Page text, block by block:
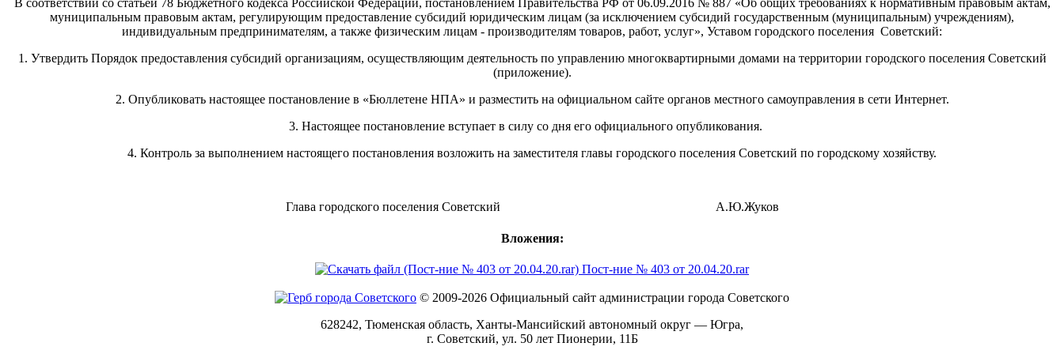
В соответствии со статьей 78 Бюджетного кодекса Российской Федерации, постановлением Правительства РФ от 06.09.2016 № 887 «Об общих требованиях к нормативным правовым актам,
муниципальным правовым актам, регулирующим предоставление субсидий юридическим лицам (за исключением субсидий государственным (муниципальным) учреждениям),
индивидуальным предпринимателям, а также физическим лицам - производителям товаров, работ, услуг», Уставом городского поселения Советский:
1. Утвердить Порядок предоставления субсидий организациям, осуществляющим деятельность по управлению многоквартирными домами на территории городского поселения Советский
(приложение).
2. Опубликовать настоящее постановление в «Бюллетене НПА» и разместить на официальном сайте органов местного самоуправления в сети Интернет.
3. Настоящее постановление вступает в силу со дня его официального опубликования.
4. Контроль за выполнением настоящего постановления возложить на заместителя главы городского поселения Советский по городскому хозяйству.
Глава городского поселения Советский А.Ю.Жуков
Вложения:
Пост-ние № 403 от 20.04.20.rar
© 2009-2026 Официальный сайт администрации города Советского
628242, Тюменская область, Ханты-Мансийский автономный округ — Югра,
г. Советский, ул. 50 лет Пионерии, 11Б